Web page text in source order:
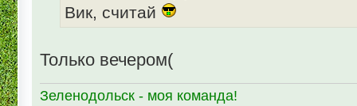
Вик, считай
Только вечером(
Зеленодольск - моя команда!